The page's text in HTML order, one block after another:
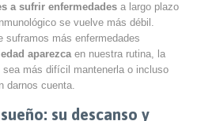
a sufrir enfermedades a largo plazo
se vuelve más débil.
suframos más enfermedades
aparezcaen nuestra rutina, la
sea más difícil mantenerla o incluso
darnos cuenta.
su descanso y